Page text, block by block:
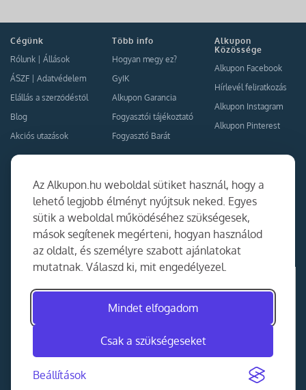
Az Alkupon.hu weboldal sütiket használ, hogy a
lehető legjobb élményt nyújtsuk neked. Egyes
sütik a weboldal működéséhez szükségesek,
mások segítenek megérteni, hogyan használod
az oldalt, és személyre szabott ajánlatokat
mutatnak. Válaszd ki, mit engedélyezel.
Mindet elfogadom
Csak a szükségeseket
Beállítások
Cégünk
Rólunk | Állások
ÁSZF | Adatvédelem
Elállás a szerződéstől
Blog
Akciós utazások
Több info
Hogyan megy ez?
GyIK
Alkupon Garancia
Fogyasztói tájékoztató
Fogyasztó Barát
Alkupon
Közössége
Alkupon Facebook
Hírlevél feliratkozás
Alkupon Instagram
Alkupon Pinterest
Együttműködés
Kapcsolat
Ajánlj nekünk!
Partner Belépés